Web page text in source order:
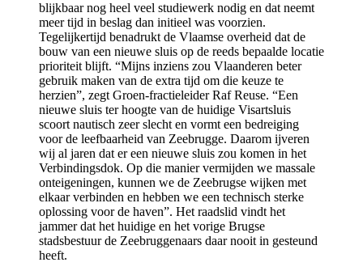
blijkbaar nog heel veel studiewerk nodig en dat neemt
meer tijd in beslag dan initieel was voorzien.
Tegelijkertijd benadrukt de Vlaamse overheid dat de
bouw van een nieuwe sluis op de reeds bepaalde locatie
prioriteit blijft. “Mijns inziens zou Vlaanderen beter
gebruik maken van de extra tijd om die keuze te
herzien”, zegt Groen-fractieleider Raf Reuse. “Een
nieuwe sluis ter hoogte van de huidige Visartsluis
scoort nautisch zeer slecht en vormt een bedreiging
voor de leefbaarheid van Zeebrugge. Daarom ijveren
wij al jaren dat er een nieuwe sluis zou komen in het
Verbindingsdok. Op die manier vermijden we massale
onteigeningen, kunnen we de Zeebrugse wijken met
elkaar verbinden en hebben we een technisch sterke
oplossing voor de haven”. Het raadslid vindt het
jammer dat het huidige en het vorige Brugse
stadsbestuur de Zeebruggenaars daar nooit in gesteund
heeft.